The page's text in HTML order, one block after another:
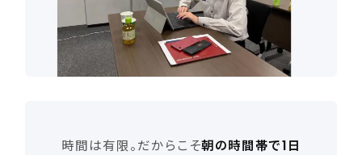
時間は有限。だからこそ朝の時間帯で1日